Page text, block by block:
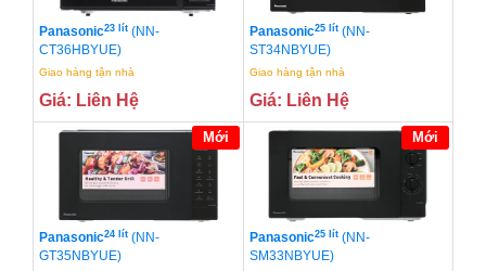
Panasonic23 lít (NN-
CT36HBYUE)
Giao hàng tận nhà
Giá: Liên Hệ
Panasonic25 lít (NN-
ST34NBYUE)
Giao hàng tận nhà
Giá: Liên Hệ
Mới
Panasonic24 lít (NN-
GT35NBYUE)
Mới
Panasonic25 lít (NN-
SM33NBYUE)